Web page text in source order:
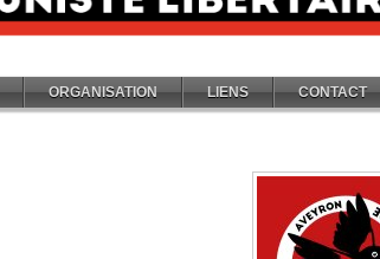
ORGANISATION LIENS CONTACT